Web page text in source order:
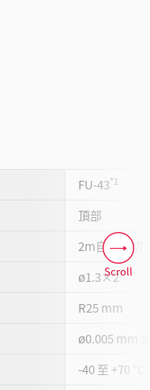
FU-43*1
頂部
2m自由裁切
ø1.3×2
R25 mm
ø0.005 mm
-40 至 +70 °C
Scroll